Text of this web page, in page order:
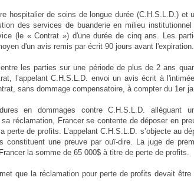
hospitalier de soins de longue durée (C.H.S.L.D.) et
des services de buanderie en milieu
(le « Contrat ») d'une durée de cinq ans. Les
d'un avis remis par écrit 90 jours avant l'expiration.
les parties sur une période de plus de 2 ans
l’appelant C.H.S.L.D. envoi un avis écrit à
sans dommage compensatoire, à compter du 1er
en dommages contre C.H.S.L.D. alléguant
réclamation, Francer se contente de déposer en
perte de profits. L’appelant C.H.S.L.D. s’objecte au
constituent une preuve par ouï-dire. La juge de
la somme de 65 000$ à titre de perte de profits.
que la réclamation pour perte de profits devait être